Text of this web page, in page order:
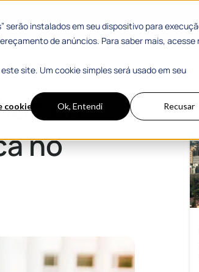
serão instalados em seu dispositivo para
de anúncios. Para saber mais, acesse
site. Um cookie simples será usado em seu
Ok, Entendi Recusar
Materiais Gratuitos
da
no